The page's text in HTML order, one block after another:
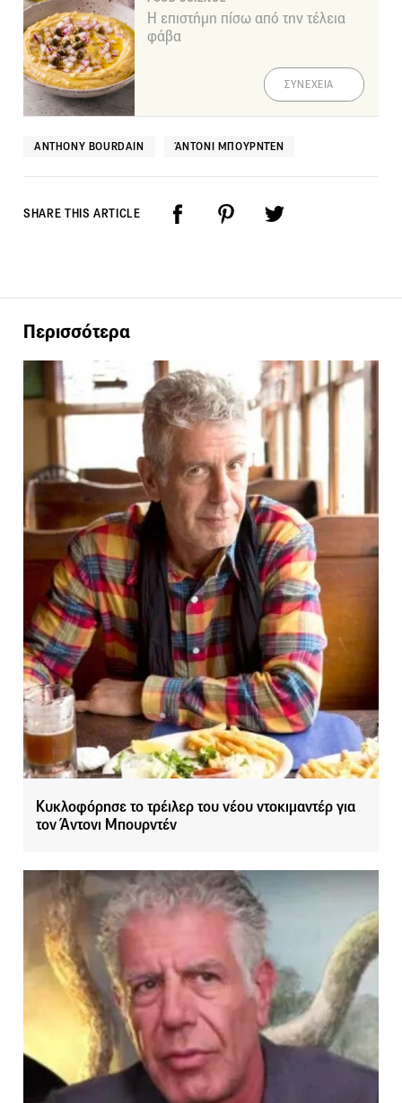
Η επιστήμη πίσω από την τέλεια
φάβα
ΣΥΝΕΧΕΙΑ
ANTHONY BOURDAIN ΆΝΤΟΝΙ ΜΠΟΥΡΝΤΈΝ
SHARE THIS ARTICLE
Περισσότερα
Κυκλοφόρησε το τρέιλερ του νέου ντοκιμαντέρ για
τον Άντονι Μπουρντέν